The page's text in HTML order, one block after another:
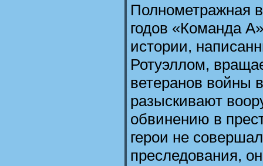
Полнометражная
годов «Команда
истории,
Ротуэллом,
ветеранов войны
разыскивают
обвинению в
герои не
преследования,